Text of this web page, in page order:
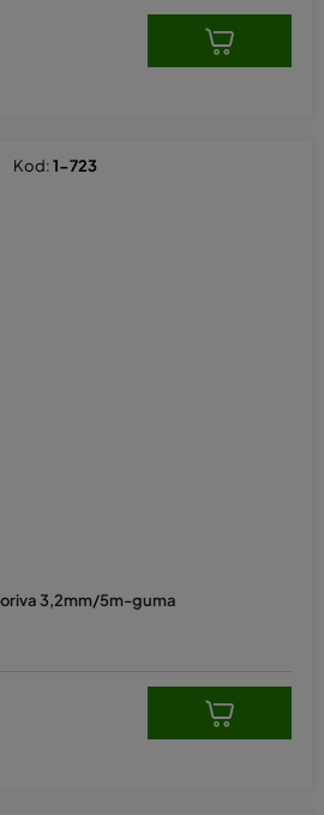
3,2mm/5m-guma
Kod:1-723